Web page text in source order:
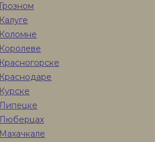
Люберцах